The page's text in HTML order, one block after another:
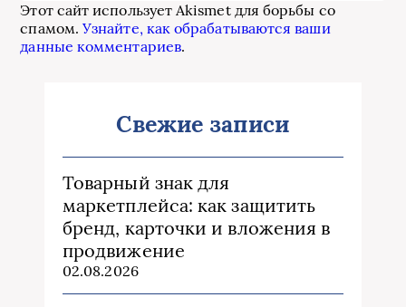
Этот сайт использует Akismet для борьбы со
спамом.Узнайте, как обрабатываются ваши
данные комментариев.
Свежие записи
Товарный знак для
маркетплейса: как защитить
бренд, карточки и вложения в
продвижение
02.08.2026